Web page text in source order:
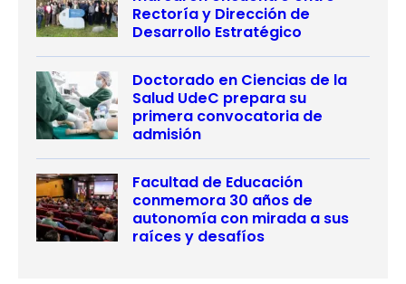
Rectoría y Dirección de
Desarrollo Estratégico
Doctorado en Ciencias de la
Salud UdeC prepara su
primera convocatoria de
admisión
Facultad de Educación
conmemora 30 años de
autonomía con mirada a sus
raíces y desafíos